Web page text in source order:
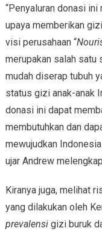
“Penyaluran donasi
upaya memberikan
visi perusahaan “
merupakan salah satu
mudah diserap tubuh
status gizi anak-anak
donasi ini dapat
membutuhkan dan
mewujudkan
ujar Andrew
Kiranya juga, melihat
yang dilakukan oleh
prevalensigizi buruk